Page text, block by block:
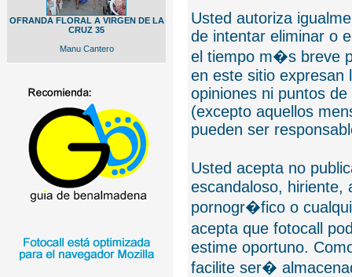
OFRANDA FLORAL A VIRGEN DE LA
CRUZ 35
Manu Cantero
Usted autoriza
de intentar eliminar o
el tiempo m�s breve
en este sitio expresan
opiniones ni puntos
(excepto aquellos
pueden ser
Usted acepta no
escandaloso, hiriente,
pornogr�fico o
acepta que fotocall
estime oportuno.
facilite ser�